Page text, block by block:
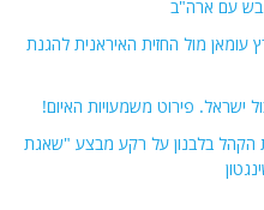
עם ארה"ב
מול החזית האיראנית להגנת
פירוט משמעויות האיום!
הקהל בלבנון על רקע מבצע "שאגת